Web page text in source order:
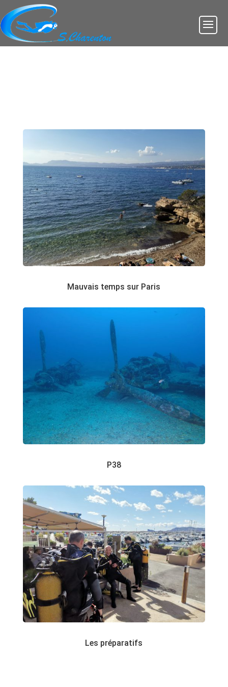
Mauvais temps sur Paris
P38
Les préparatifs